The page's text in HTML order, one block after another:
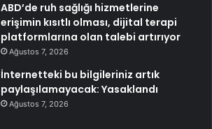
ABD’de ruh sağlığı hizmetlerine
erişimin kısıtlı olması, dijital terapi
platformlarına olan talebi artırıyor
Ağustos 7, 2026
İnternetteki bu bilgileriniz artık
paylaşılamayacak: Yasaklandı
Ağustos 7, 2026